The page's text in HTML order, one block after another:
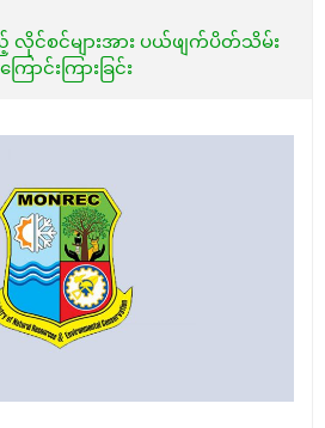
စင်များအား ပယ်ဖျက်ပိတ်သိမ်း
ောင်းကြားခြင်း